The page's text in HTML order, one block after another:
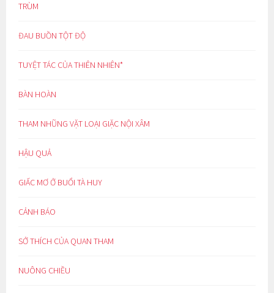
TRÙM
ĐAU BUỒN TỘT ĐỘ
TUYỆT TÁC CỦA THIÊN NHIÊN*
BÀN HOÀN
THAM NHŨNG VẶT LOẠI GIẶC NỘI XÂM
HẬU QUẢ
GIẤC MƠ Ở BUỔI TÀ HUY
CẢNH BÁO
SỞ THÍCH CỦA QUAN THAM
NUÔNG CHIỀU